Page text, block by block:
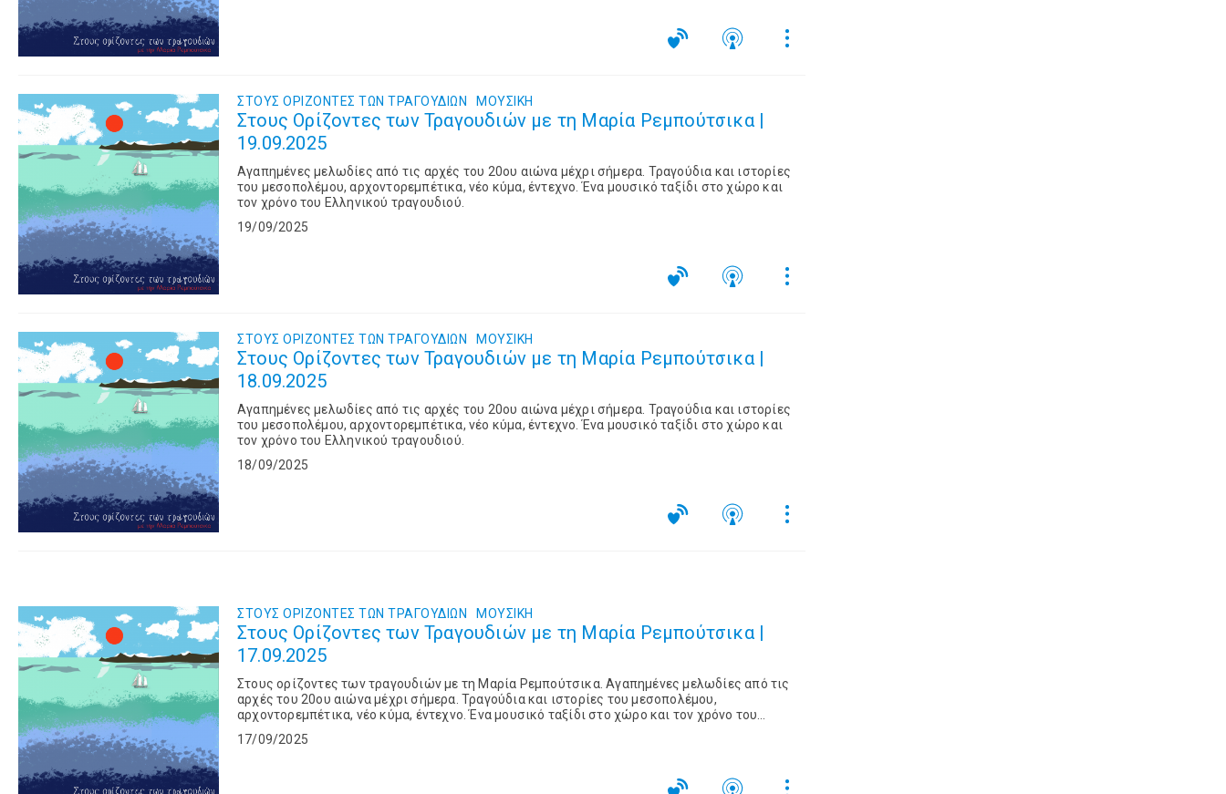
ΣΤΟΥΣ OΡΙΖΟΝΤΕΣ ΤΩΝ TΡΑΓΟΥΔΙΩΝ ΜΟΥΣΙΚΉ
Στους Ορίζοντες των Τραγουδιών με τη Μαρία Ρεμπούτσικα |
19.09.2025
Αγαπημένες μελωδίες από τις αρχές του 20ου αιώνα μέχρι σήμερα. Τραγούδια και ιστορίες
του μεσοπολέμου, αρχοντορεμπέτικα, νέο κύμα, έντεχνο. Ένα μουσικό ταξίδι στο χώρο και
τον χρόνο του Ελληνικού τραγουδιού.
19/09/2025
ΣΤΟΥΣ OΡΙΖΟΝΤΕΣ ΤΩΝ TΡΑΓΟΥΔΙΩΝ ΜΟΥΣΙΚΉ
Στους Ορίζοντες των Τραγουδιών με τη Μαρία Ρεμπούτσικα |
18.09.2025
Αγαπημένες μελωδίες από τις αρχές του 20ου αιώνα μέχρι σήμερα. Τραγούδια και ιστορίες
του μεσοπολέμου, αρχοντορεμπέτικα, νέο κύμα, έντεχνο. Ένα μουσικό ταξίδι στο χώρο και
τον χρόνο του Ελληνικού τραγουδιού.
18/09/2025
ΣΤΟΥΣ OΡΙΖΟΝΤΕΣ ΤΩΝ TΡΑΓΟΥΔΙΩΝ ΜΟΥΣΙΚΉ
Στους Ορίζοντες των Τραγουδιών με τη Μαρία Ρεμπούτσικα |
17.09.2025
Στους ορίζοντες των τραγουδιών με τη Μαρία Ρεμπούτσικα. Αγαπημένες μελωδίες από τις
αρχές του 20ου αιώνα μέχρι σήμερα. Τραγούδια και ιστορίες του μεσοπολέμου,
αρχοντορεμπέτικα, νέο κύμα, έντεχνο. Ένα μουσικό ταξίδι στο χώρο και τον χρόνο του
17/09/2025